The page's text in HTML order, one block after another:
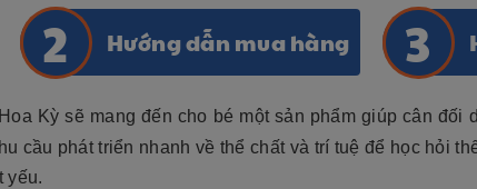
Hướng dẫn mua hàng
Kỳ sẽ mang đến cho bé một sản phẩm giúp cân
cầu phát triển nhanh về thể chất và trí tuệ để học hỏi
yếu.